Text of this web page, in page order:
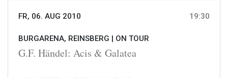
FR, 06. AUG 2010 19:30
BURGARENA, REINSBERG | ON TOUR
G.F. Händel: Acis & Galatea